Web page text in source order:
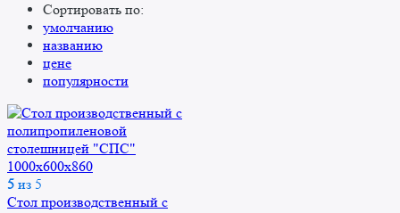
Сортировать по:
умолчанию
названию
цене
популярности
5 из 5
Стол производственный с